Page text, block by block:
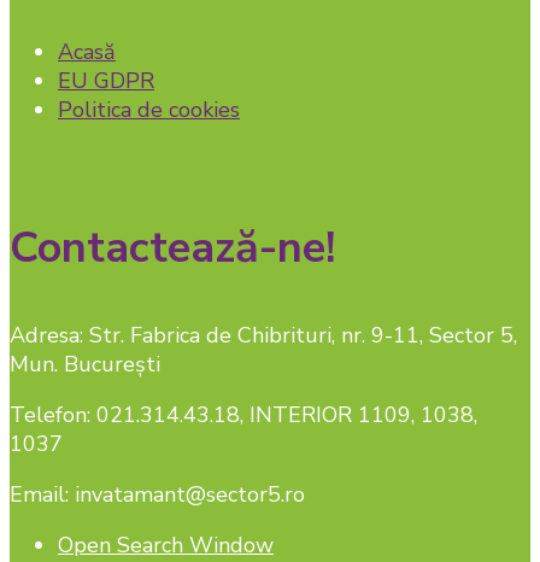
Acasă
EU GDPR
Politica de cookies
Contactează-ne!
Adresa: Str. Fabrica de Chibrituri, nr. 9-11, Sector 5,
Mun. București
Telefon: 021.314.43.18, INTERIOR 1109, 1038,
1037
Email: invatamant@sector5.ro
Open Search Window